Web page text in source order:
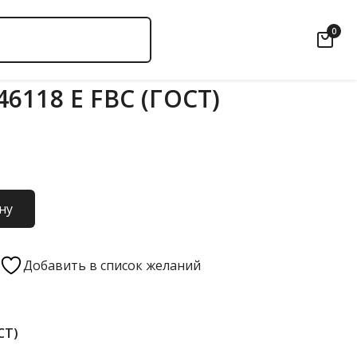
0
Е FBC (ГОСТ)
Добавить в список желаний